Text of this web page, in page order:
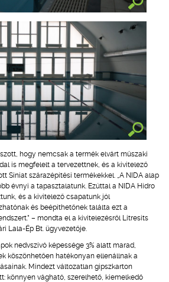
hogy nemcsak a termék elvárt műszaki
is megfelelt a tervezettnek, és a kivitelező
Siniat szárazépítési termékekkel. „A NIDA alap
évnyi a tapasztalatunk. Ezúttal a NIDA Hidro
és a kivitelező csapatunk jól
és beépíthetőnek találta ezt a
– mondta el a kivitelezésről Litresits
Lala-Ép Bt. ügyvezetője.
nedvszívó képessége 3% alatt marad,
köszönhetően hatékonyan ellenállnak a
Mindezt változatlan gipszkarton
könnyen vágható, szerelhető, kiemelkedő